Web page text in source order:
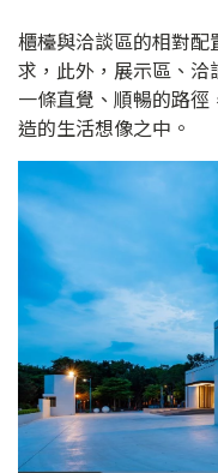
櫃檯與洽談區的相對
求，此外，展示區、
一條直覺、順暢的路
造的生活想像之中。